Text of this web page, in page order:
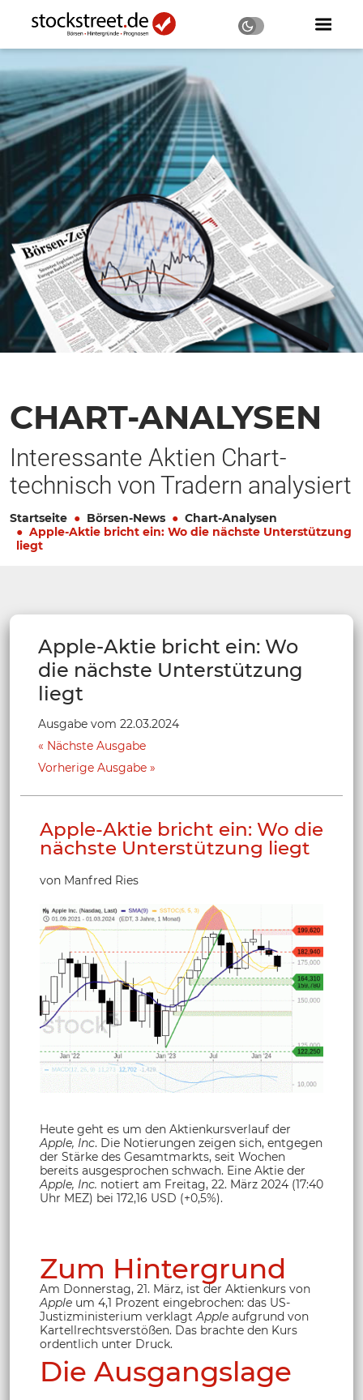
CHART-ANALYSEN
Interessante Aktien Chart-
technisch von Tradern analysiert
Startseite Börsen-News
Chart-Analysen
Apple-Aktie bricht ein: Wo die nächste Unterstützung
liegt
Apple-Aktie bricht ein: Wo
die nächste Unterstützung
liegt
Ausgabe vom 22.03.2024
Nächste Ausgabe
Vorherige Ausgabe
Apple-Aktie bricht ein: Wo die
nächste Unterstützung liegt
von Manfred Ries
Heute geht es um den Aktienkursverlauf der
Apple, Inc. Die Notierungen zeigen sich, entgegen
der Stärke des Gesamtmarkts, seit Wochen
bereits ausgesprochen schwach. Eine Aktie der
Apple, Inc. notiert am Freitag, 22. März 2024 (17:40
Uhr MEZ) bei 172,16 USD (+0,5%).
Zum Hintergrund
Am Donnerstag, 21. März, ist der Aktienkurs von
Apple um 4,1 Prozent eingebrochen: das US-
Justizministerium verklagt Apple aufgrund von
Kartellrechtsverstößen. Das brachte den Kurs
ordentlich unter Druck.
Die Ausgangslage